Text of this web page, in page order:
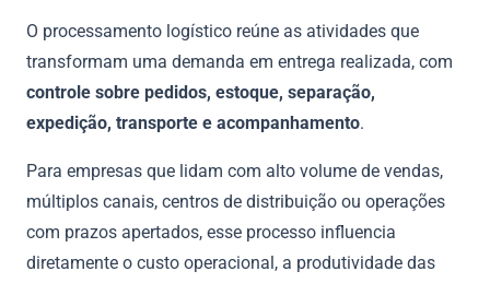
O processamento logístico reúne as atividades que
transformam uma demanda em entrega realizada, com
controle sobre pedidos, estoque, separação,
expedição, transporte e acompanhamento.
Para empresas que lidam com alto volume de vendas,
múltiplos canais, centros de distribuição ou operações
com prazos apertados, esse processo influencia
diretamente o custo operacional, a produtividade das